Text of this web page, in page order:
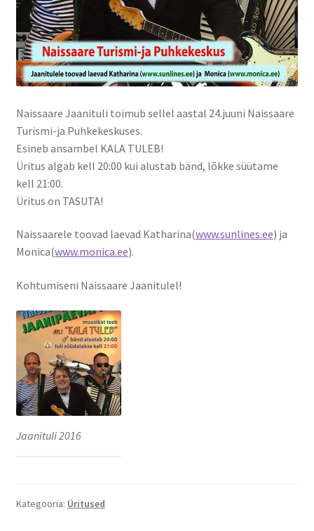
Galerii
Hea teada
TRANSPORT NAISSAARELE
Kontakt
Broneeri
Majutus
Glämping
Kämping
Sadam
Naissaare sadama ajalugu
Naissaare Jaanituli toimub sellel aastal 24.juuni Naissaare
Turismi-ja Puhkekeskuses.
Esineb ansambel KALA TULEB!
Üritus algab kell 20:00 kui alustab bänd, lõkke süütame
kell 21:00.
Üritus on TASUTA!
Naissaarele toovad laevad Katharina(www.sunlines.ee) ja
Monica(www.monica.ee).
Kohtumiseni Naissaare Jaanitulel!
Jaanituli 2016
Kategooria: Üritused